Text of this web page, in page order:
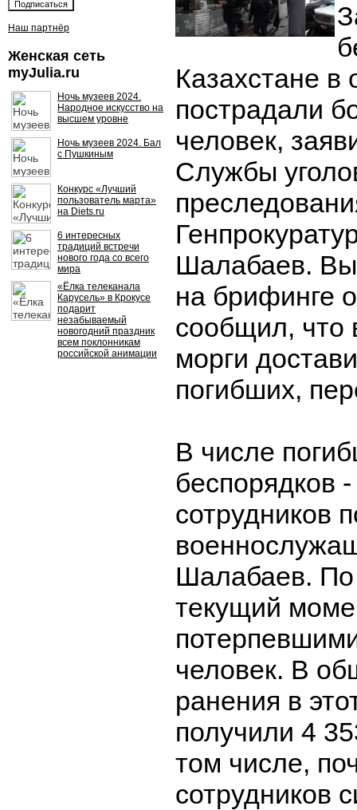
Наш партнёр
Женская сеть
myJulia.ru
Ночь музеев 2024.
Народное искусство на
высшем уровне
Ночь музеев 2024. Бал
с Пушкиным
Конкурс «Лучший
пользователь марта»
на Diets.ru
6 интересных
традиций встречи
нового года со всего
мира
«Ёлка телеканала
Карусель» в Крокусе
подарит
незабываемый
новогодний праздник
всем поклонникам
российской анимации
Казахстане
пострадали
человек,
Службы
Шалабаев.
на брифинге
сообщил, что
морги
погибших,
В числе
беспорядков
сотрудников
Шалабаев. По
текущий
человек. В
ранения в
получили 4
том числе,
сотрудников